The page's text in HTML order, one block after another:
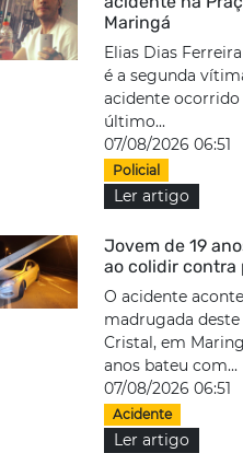
Maringá
Elias Dias
é a segunda
acidente
último...
07/08/2026 06:51
Policial
Ler artigo
Jovem de 19
ao colidir contra
O acidente
madrugada deste
Cristal, em
anos bateu com...
07/08/2026 06:51
Acidente
Ler artigo